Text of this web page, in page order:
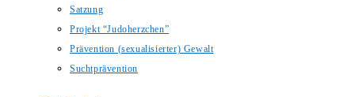
Satzung
Projekt “Judoherzchen”
Prävention (sexualisierter) Gewalt
Suchtprävention